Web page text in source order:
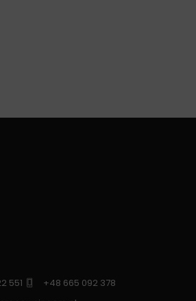
551
+48 665 092 378